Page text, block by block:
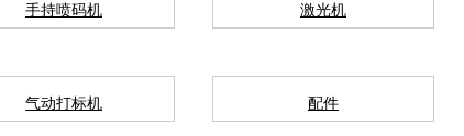
手持喷码机 激光机
气动打标机 配件